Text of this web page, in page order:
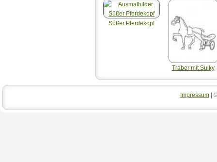
Süßer Pferdekopf
Traber mit Sulky
Impressum |